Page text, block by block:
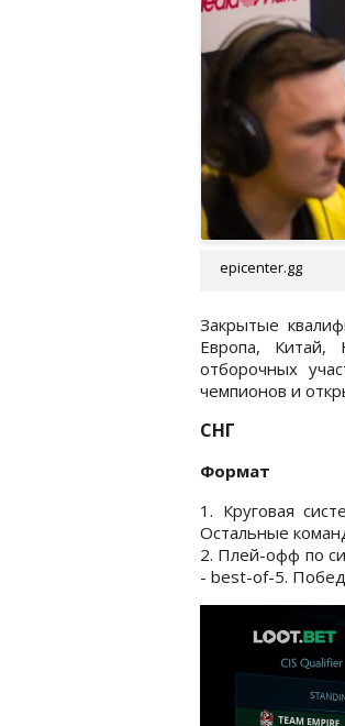
epicenter.gg
Закрытые
Европа,
отборочных
чемпионов и
СНГ
Формат
1. Круговая
Остальные
2. Плей-офф по
- best-of-5.